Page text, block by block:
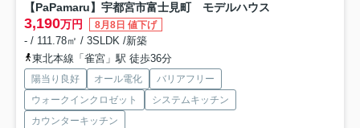
【PaPamaru】宇都宮市富士見町 モデルハウス
3,190万円 8月8日 値下げ
- / 111.78㎡ / 3SLDK /新築
東北本線「雀宮」駅 徒歩36分
陽当り良好 オール電化
バリアフリー
ウォークインクロゼット
システムキッチン
カウンターキッチン